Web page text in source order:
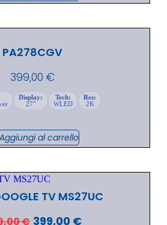
PA278CGV
399,00 €
Display:
27"
Tech:
WLED
Res:
2K
Aggiungi al carrello
TV MS27UC
€ 399,00 €